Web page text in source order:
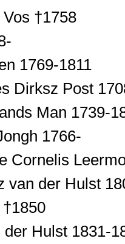
†1758
1769-1811
Dirksz Post
Man 1739-
1766-
Cornelis
van der Hulst
Hulst 1831-